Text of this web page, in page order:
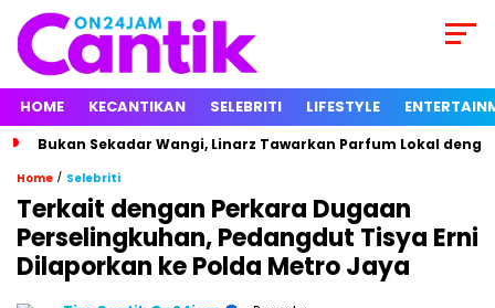
HOME KECANTIKAN SELEBRITI LIFESTYLE
Bukan Sekadar Wangi, Linarz Tawarkan Parfum Lokal
Home / Selebriti
Terkait dengan Perkara Dugaan
Perselingkuhan, Pedangdut Tisya Erni
Dilaporkan ke Polda Metro Jaya